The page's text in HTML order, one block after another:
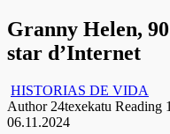
Granny Helen,
star d’Internet
HISTORIAS DE VIDA
Author 24texekatu Reading
06.11.2024